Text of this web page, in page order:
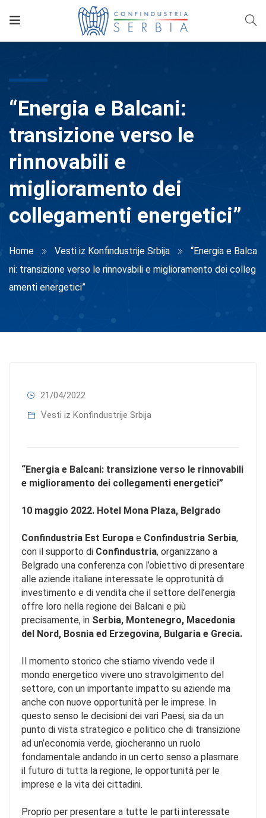
“Energia e Balcani:
transizione verso le
rinnovabili e
miglioramento dei
collegamenti energetici”
Home Vesti iz Konfindustrije Srbija
“Energia e Balca
ni: transizione verso le rinnovabili e miglioramento dei colleg
amenti energetici”
21/04/2022
Vesti iz Konfindustrije Srbija
“Energia e Balcani: transizione verso le rinnovabili
e miglioramento dei collegamenti energetici”
10 maggio 2022. Hotel Mona Plaza, Belgrado
Confindustria Est Europa e Confindustria Serbia,
con il supporto di Confindustria, organizzano a
Belgrado una conferenza con l’obiettivo di presentare
alle aziende italiane interessate le opprotunità di
investimento e di vendita che il settore dell’energia
offre loro nella regione dei Balcani e più
precisamente, in Serbia, Montenegro, Macedonia
del Nord, Bosnia ed Erzegovina, Bulgaria e Grecia.
Il momento storico che stiamo vivendo vede il
mondo energetico vivere uno stravolgimento del
settore, con un importante impatto su aziende ma
anche con nuove opportunità per le imprese. In
questo senso le decisioni dei vari Paesi, sia da un
punto di vista strategico e politico che di transizione
ad un’economia verde, giocheranno un ruolo
fondamentale andando in un certo senso a plasmare
il futuro di tutta la regione, le opportunità per le
imprese e la vita dei cittadini.
Proprio per presentare a tutte le parti interessate